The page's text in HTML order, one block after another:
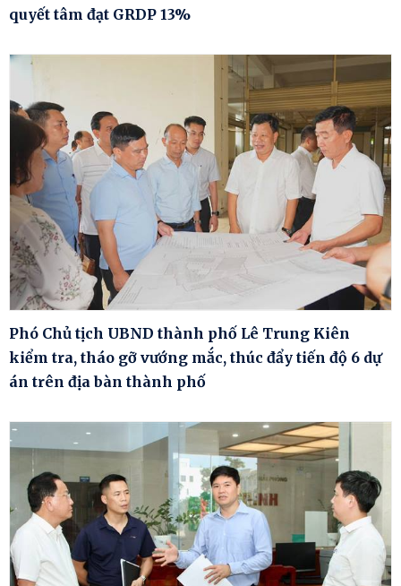
quyết tâm đạt GRDP 13%
Phó Chủ tịch UBND thành phố Lê Trung Kiên
kiểm tra, tháo gỡ vướng mắc, thúc đẩy tiến độ 6 dự
án trên địa bàn thành phố